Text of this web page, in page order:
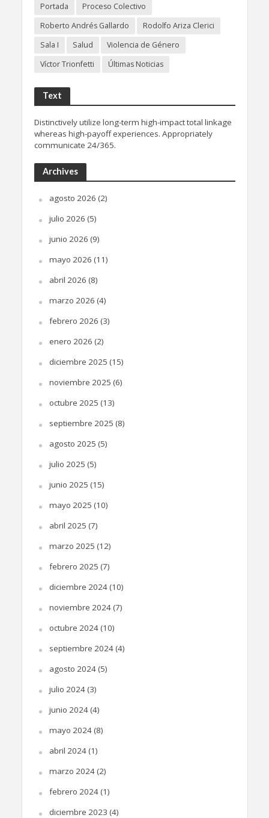
Portada
Proceso Colectivo
Roberto Andrés Gallardo
Rodolfo Ariza Clerici
Sala I
Salud
Violencia de Género
Víctor Trionfetti
Últimas Noticias
Text
Distinctively utilize long-term high-impact total linkage
whereas high-payoff experiences. Appropriately
communicate 24/365.
Archives
agosto 2026 (2)
julio 2026 (5)
junio 2026 (9)
mayo 2026 (11)
abril 2026 (8)
marzo 2026 (4)
febrero 2026 (3)
enero 2026 (2)
diciembre 2025 (15)
noviembre 2025 (6)
octubre 2025 (13)
septiembre 2025 (8)
agosto 2025 (5)
julio 2025 (5)
junio 2025 (15)
mayo 2025 (10)
abril 2025 (7)
marzo 2025 (12)
febrero 2025 (7)
diciembre 2024(10)
noviembre 2024(7)
octubre 2024(10)
septiembre 2024(4)
agosto 2024(5)
julio 2024(3)
junio 2024(4)
mayo 2024(8)
abril 2024(1)
marzo 2024(2)
febrero 2024(1)
diciembre 2023 (4)